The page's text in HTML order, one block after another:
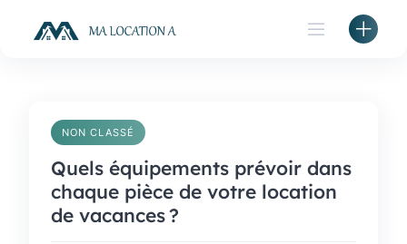
NON CLASSÉ
Quels équipements prévoir dans
chaque pièce de votre location
de vacances ?